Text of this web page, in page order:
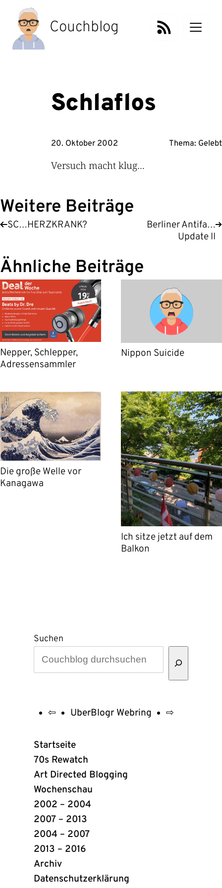
Inhalt
springen
Couchblog
Schlaflos
20. Oktober 2002 Thema: Gelebt
Versuch macht klug…
Weitere Beiträge
SC…HERZKRANK?
Berliner Antifa…
Update II
Ähnliche Beiträge
Nepper, Schlepper,
Adressensammler
Nippon Suicide
Die große Welle vor
Kanagawa
Ich sitze jetzt auf dem
Balkon
Suchen
UberBlogr
Webring
Links
⇦ UberBlogr Webring ⇨
Startseite
70s Rewatch
Art Directed Blogging
Wochenschau
2002 – 2004
2007 – 2013
2004 – 2007
2013 – 2016
Archiv
Datenschutzerklärung